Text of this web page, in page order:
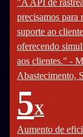
"A API de
precisamos para
suporte ao
oferecendo
aos clientes." -
Abastecimento,
5X
Aumento de